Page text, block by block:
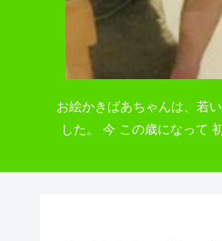
お絵かきばあちゃんは、若
した。 今 この歳になって